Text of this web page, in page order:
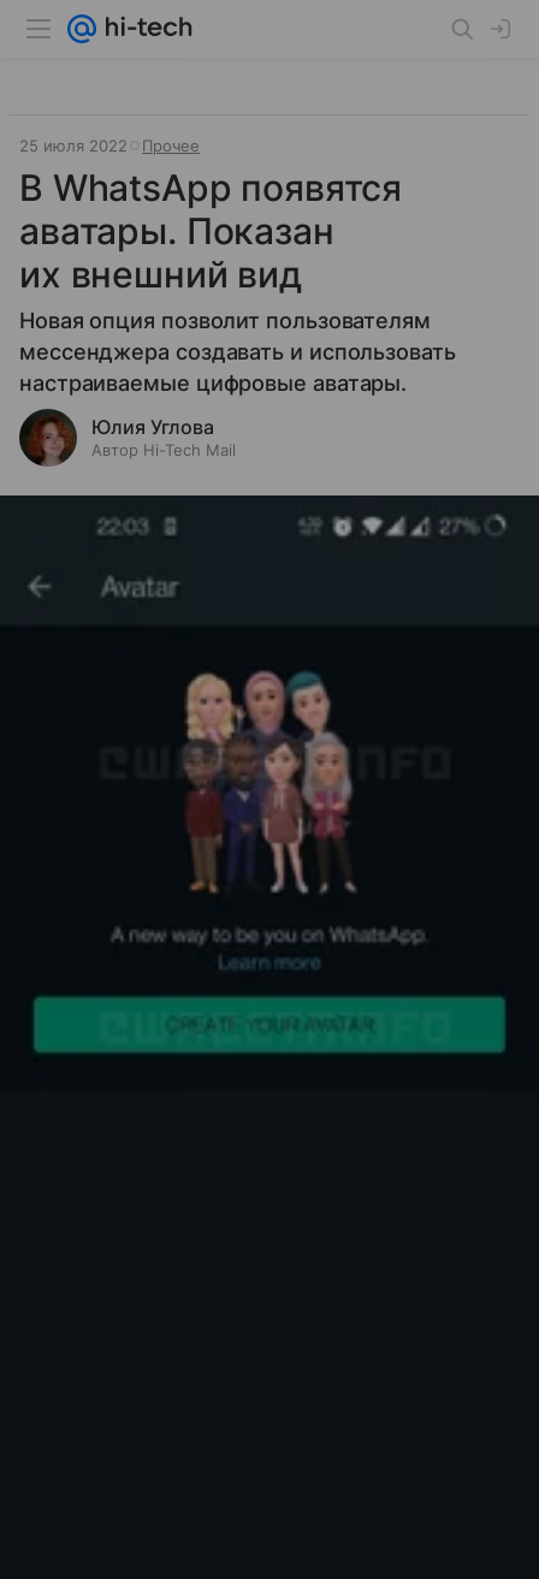
25 июля 2022 Прочее
В WhatsApp появятся
аватары. Показан
их внешний вид
Новая опция позволит пользователям
мессенджера создавать и использовать
настраиваемые цифровые аватары.
Юлия Углова
Автор Hi-Tech Mail